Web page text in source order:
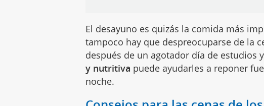
El desayuno es quizás la comida más
tampoco hay que despreocuparse de la
después de un agotador día de estudios
y nutritiva puede ayudarles a reponer
noche.